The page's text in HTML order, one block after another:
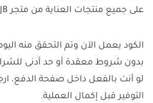
على جميع منتجات العناية من متجر JB داخل السعودية.
الكود يعمل الآن وتم التحقق منه
بدون شروط معقدة أو حد أدنى
لو أنت بالفعل داخل صفحة الدفع،
التوفير قبل إكمال العملية.